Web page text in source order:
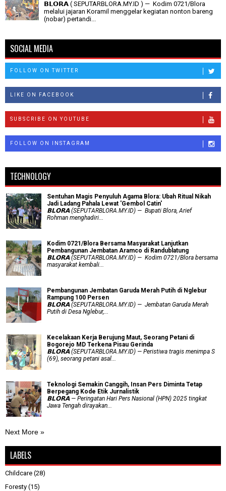
𝗕𝗟𝗢𝗥𝗔 ( SEPUTARBLORA.MY.ID ) — Kodim 0721/Blora
melalui jajaran Koramil menggelar kegiatan nonton bareng
(nobar) pertandi...
SOCIAL MEDIA
FOLLOW ON TWITTER
LIKE ON FACEBOOK
SUBSCRIBE ON YOUTUBE
FOLLOW ON INSTAGRAM
TECHNOLOGY
Sentuhan Magis Penyuluh Agama Blora: Ubah Ritual Nikah
Jadi Ladang Pahala Lewat 'Gembol Catin'
𝗕𝗟𝗢𝗥𝗔 (SEPUTARBLORA.MY.ID) — Bupati Blora, Arief
Rohman menghadiri...
Kodim 0721/Blora Bersama Masyarakat Lanjutkan
Pembangunan Jembatan Aramco di Randublatung
𝗕𝗟𝗢𝗥𝗔 (SEPUTARBLORA.MY.ID) — Kodim 0721/Blora bersama
masyarakat kembali...
Pembangunan Jembatan Garuda Merah Putih di Nglebur
Rampung 100 Persen
𝗕𝗟𝗢𝗥𝗔 (SEPUTARBLORA.MY.ID) — Jembatan Garuda Merah
Putih di Desa Nglebur,...
Kecelakaan Kerja Berujung Maut, Seorang Petani di
Bogorejo MD Terkena Pisau Gerinda
𝗕𝗟𝗢𝗥𝗔 (SEPUTARBLORA.MY.ID) — Peristiwa tragis menimpa S
(69), seorang petani asal...
Teknologi Semakin Canggih, Insan Pers Diminta Tetap
Berpegang Kode Etik Jurnalistik
𝗕𝗟𝗢𝗥𝗔 — Peringatan Hari Pers Nasional (HPN) 2025 tingkat
Jawa Tengah dirayakan...
Next More »
LABELS
Childcare (28)
Foresty (15)